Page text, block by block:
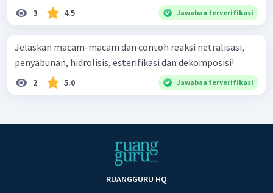
3 4.5 Jawaban terverifikasi
Jelaskan macam-macam dan contoh reaksi netralisasi,
penyabunan, hidrolisis, esterifikasi dan dekomposisi!
2 5.0 Jawaban terverifikasi
RUANGGURU HQ